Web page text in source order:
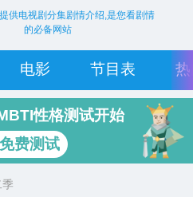
供电视剧分集剧情介绍,是您看剧情
的必备网站
电影 节目表
性格测试开始
费测试